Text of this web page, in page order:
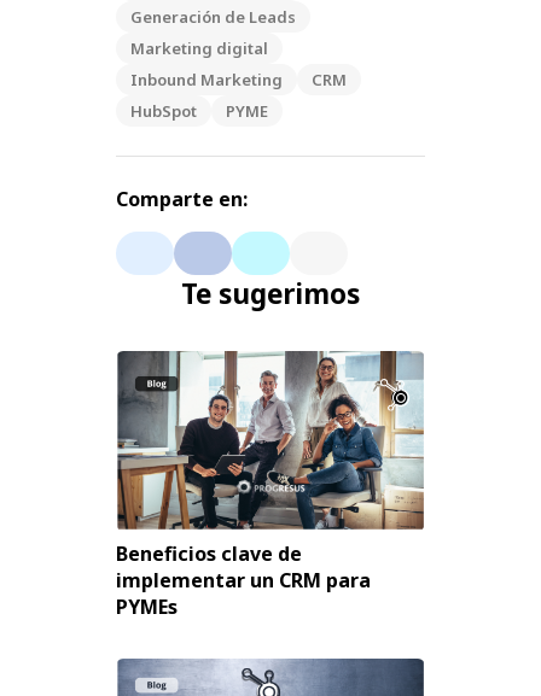
Generación de Leads
Marketing digital
Inbound Marketing
CRM
HubSpot
PYME
Comparte en:
Te sugerimos
Beneficios clave de
implementar un CRM para
PYMEs